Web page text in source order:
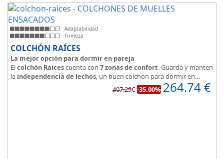
Adaptabilidad
Firmeza
COLCHÓN RAÍCES
La mejor opción para dormir en pareja
Elcolchón Raicescuenta con 7 zonas de confort. Guarda y manten
la independencia de lechos, un buen colchón para dormir en
Las personas calurosas agradecerán su tejido 3D y la gran
407.29€ -35.00% 264.74€